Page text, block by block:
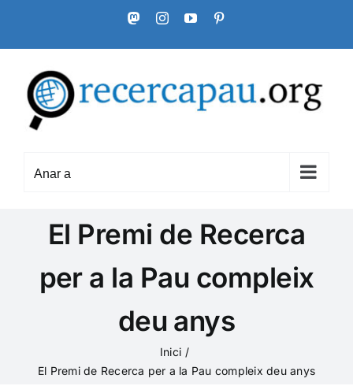
content
MastodonInstagram
YouTube
Anar a
El Premi de Recerca
per a la Pau compleix
deu anys
Inici
El Premi de Recerca per a la Pau compleix deu anys